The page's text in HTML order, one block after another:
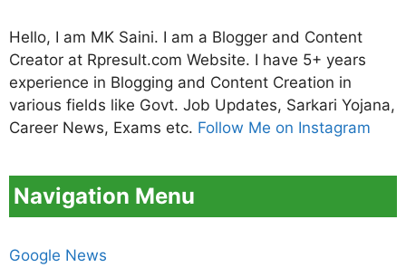
Hello, I am MK Saini. I am a Blogger and Content
Creator at Rpresult.com Website. I have 5+ years
experience in Blogging and Content Creation in
various fields like Govt. Job Updates, Sarkari Yojana,
Career News, Exams etc. Follow Me on Instagram
Navigation Menu
Google News